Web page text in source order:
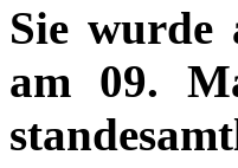
Sie wurde
am 09.